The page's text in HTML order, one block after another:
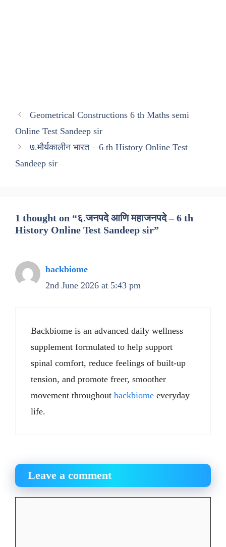
Geometrical Constructions 6 th Maths semi
Online Test Sandeep sir
७.मौर्यकालीन भारत – 6 th History Online Test
Sandeep sir
1 thought on “६.जनपदे आणि महाजनपदे – 6 th
History Online Test Sandeep sir”
backbiome
2nd June 2026 at 5:43 pm
Backbiome is an advanced daily wellness
supplement formulated to help support
spinal comfort, reduce feelings of built-up
tension, and promote freer, smoother
movement throughout backbiome everyday
life.
Leave a comment